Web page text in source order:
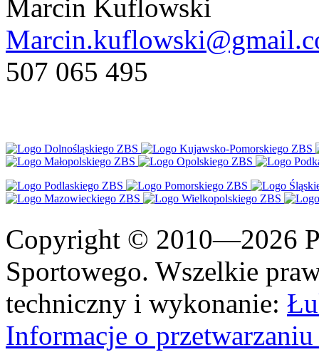
Marcin Kuflowski
507 065 495
Copyright © 2010—2026
Sportowego. Wszelkie
techniczny i wykonanie:
Informacje o